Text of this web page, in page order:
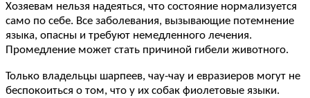
Хозяевам нельзя надеяться, что состояние нормализуется
само по себе. Все заболевания, вызывающие потемнение
языка, опасны и требуют немедленного лечения.
Промедление может стать причиной гибели животного.
Только владельцы шарпеев, чау-чау и евразиеров могут не
беспокоиться о том, что у их собак фиолетовые языки.